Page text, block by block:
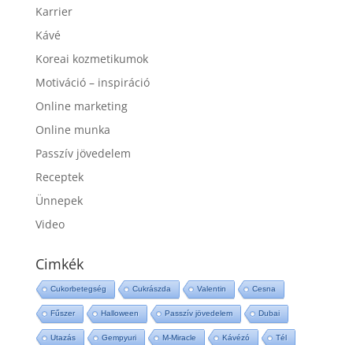
Karrier
Kávé
Koreai kozmetikumok
Motiváció – inspiráció
Online marketing
Online munka
Passzív jövedelem
Receptek
Ünnepek
Video
Cimkék
Cukorbetegség Cukrászda Valentin Cesna
Fűszer Halloween Passzív jövedelem Dubai
Utazás Gempyuri M-Miracle Kávézó Tél